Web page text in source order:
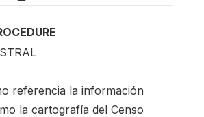
referencia la información
la cartografía del Censo